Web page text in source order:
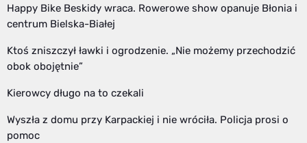
Happy Bike Beskidy wraca. Rowerowe show opanuje Błonia i
centrum Bielska-Białej
Ktoś zniszczył ławki i ogrodzenie. „Nie możemy przechodzić
obok obojętnie”
Kierowcy długo na to czekali
Wyszła z domu przy Karpackiej i nie wróciła. Policja prosi o
pomoc